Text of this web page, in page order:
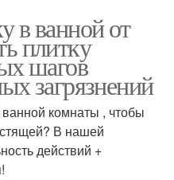
в ванной от
плитку
шагов
загрязнений
комнаты , чтобы
В нашей
действий +